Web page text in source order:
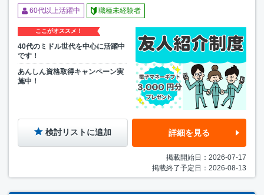
60代以上活躍中 職種未経験者
ここがオススメ！
40代のミドル世代を中心に活躍中
です！
あんしん資格取得キャンペーン実
施中！
検討リストに追加 詳細を見る
掲載開始日：2026-07-17
掲載終了予定日：2026-08-13